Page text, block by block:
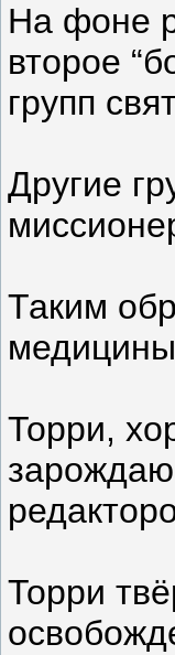
На фоне
второе
групп
Другие
Таким
Торри,
Торри